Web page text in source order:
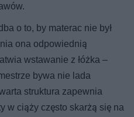
o to, by materac nie był
ona odpowiednią
wstawanie z łóżka –
bywa nie lada
struktura zapewnia
w ciąży często skarżą się na